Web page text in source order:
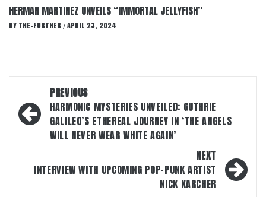
HERMAN MARTINEZ UNVEILS “IMMORTAL JELLYFISH”
BY THE-FURTHER / APRIL 23, 2024
navigation
PREVIOUS
HARMONIC MYSTERIES UNVEILED: GUTHRIE
GALILEO’S ETHEREAL JOURNEY IN ‘THE ANGELS
WILL NEVER WEAR WHITE AGAIN’
NEXT
INTERVIEW WITH UPCOMING POP-PUNK ARTIST
NICK KARCHER